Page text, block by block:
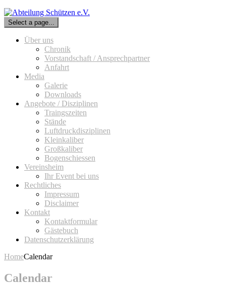
Select a page...
Über uns
Chronik
Vorstandschaft / Ansprechpartner
Anfahrt
Media
Galerie
Downloads
Angebote / Disziplinen
Traingszeiten
Stände
Luftdruckdisziplinen
Kleinkaliber
Großkaliber
Bogenschiessen
Vereinsheim
Ihr Event bei uns
Rechtliches
Impressum
Disclaimer
Kontakt
Kontaktformular
Gästebuch
Datenschutzerklärung
HomeCalendar
Calendar